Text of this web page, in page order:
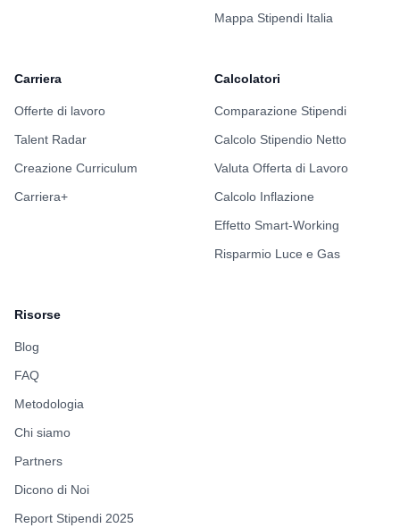
Formazione
su stipendi e aziende.